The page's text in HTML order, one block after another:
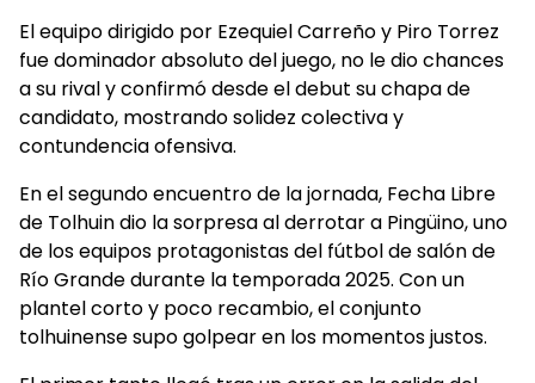
El equipo dirigido por Ezequiel Carreño y Piro Torrez
fue dominador absoluto del juego, no le dio chances
a su rival y confirmó desde el debut su chapa de
candidato, mostrando solidez colectiva y
contundencia ofensiva.
En el segundo encuentro de la jornada, Fecha Libre
de Tolhuin dio la sorpresa al derrotar a Pingüino, uno
de los equipos protagonistas del fútbol de salón de
Río Grande durante la temporada 2025. Con un
plantel corto y poco recambio, el conjunto
tolhuinense supo golpear en los momentos justos.